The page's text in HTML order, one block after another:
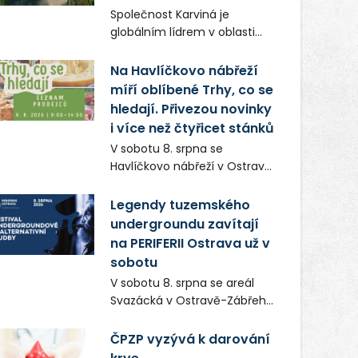
moravskoslezskou metropoli
nevybrali náhodou – její
přirozenou součástí příběhu
bývalého boxerského
šampiona Hoffa (Milan
Ondrík), jenž se po letech
vrací do světa vrcholových
zápasů, tentokrát v MMA.
Společnost Karviná je
globálním lídrem v oblasti
systémů, stabilním
zaměstnavatelem na
Karvinsku a firmou s
obrovským potenciálem.
Na Havlíčkovo nábřeží
míří oblíbené Trhy, co se
hledají. Přivezou novinky
i více než čtyřicet stánků
V sobotu 8. srpna se
Havlíčkovo nábřeží v Ostravě
vůní, chutí a poctivých
lokálních výrobků. Trhy, co se
hledají tentokrát nabídnou
více než čtyřicet pečlivě
vybraných stánků s kvalitní
gastronomií, farmářskými
produkty, designem i
Návštěvníci se mohou těšit
Legendy tuzemského
undergroundu zavítají
na PERIFERII Ostrava už v
sobotu
V sobotu 8. srpna se areál
Svazácká v Ostravě-Zábřehu
undergroundové a
alternativní hudby. Uskuteční
ČPZP vyzývá k darování